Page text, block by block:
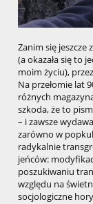
Zanim się
(a okazała się to
moim życiu),
Na przełomie lat
różnych
szkoda, że to
– i zawsze
zarówno w
radykalnie
jeńców:
poszukiwaniu
względu na
socjologiczne